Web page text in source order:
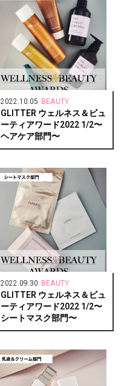
2022.10.05 BEAUTY
GLITTER ウェルネス＆ビュ
ーティアワード2022 1/2〜
ヘアケア部門〜
2022.09.30 BEAUTY
GLITTER ウェルネス＆ビュ
ーティアワード2022 1/2〜
シートマスク部門〜